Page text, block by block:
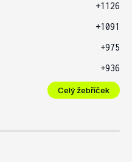
+1126
+1091
+975
+936
Celý žebříček